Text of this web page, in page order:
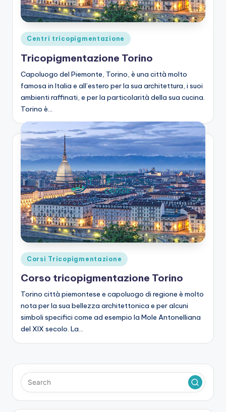
o
n
e
a
lv
ie
Posted
in
Centri tricopigmentazione
Tricopigmentazione Torino
Capoluogo del Piemonte, Torino, è una città molto
famosa in Italia e all’estero per la sua architettura, i suoi
ambienti raffinati, e per la particolarità della sua cucina.
Torino è…
Posted
in
Corsi Tricopigmentazione
Corso tricopigmentazione Torino
Torino città piemontese e capoluogo di regione è molto
nota per la sua bellezza architettonica e per alcuni
simboli specifici come ad esempio la Mole Antonelliana
del XIX secolo. La…